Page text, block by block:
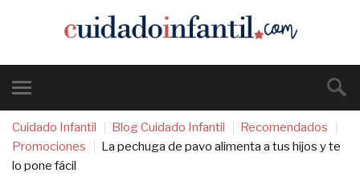
Cuidado Infantil Blog Cuidado Infantil
Recomendados
Promociones
La pechuga de pavo alimenta a tus hijos y te
lo pone fácil